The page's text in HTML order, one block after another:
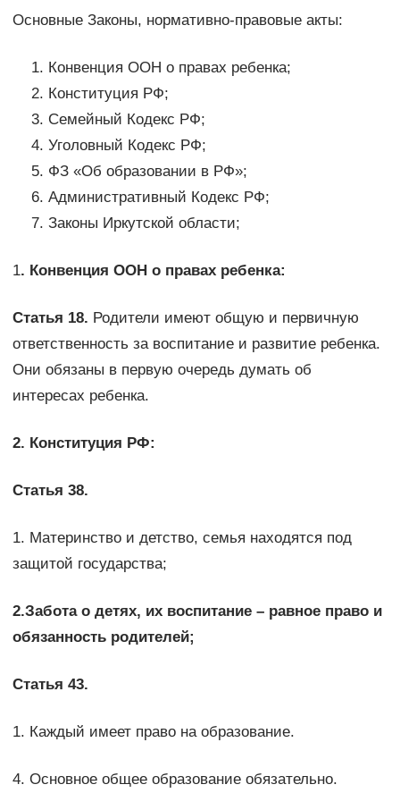
Основные Законы, нормативно-правовые акты:
Конвенция ООН о правах ребенка;
Конституция РФ;
Семейный Кодекс РФ;
Уголовный Кодекс РФ;
ФЗ «Об образовании в РФ»;
Административный Кодекс РФ;
Законы Иркутской области;
1. Конвенция ООН о правах ребенка:
Статья 18. Родители имеют общую и первичную
ответственность за воспитание и развитие ребенка.
Они обязаны в первую очередь думать об
интересах ребенка.
2. Конституция РФ:
Статья 38.
1. Материнство и детство, семья находятся под
защитой государства;
2.Забота о детях, их воспитание – равное право и
обязанность родителей;
Статья 43.
1. Каждый имеет право на образование.
4. Основное общее образование обязательно.